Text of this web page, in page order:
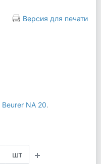
Версия для печати
Beurer NA 20.
шт